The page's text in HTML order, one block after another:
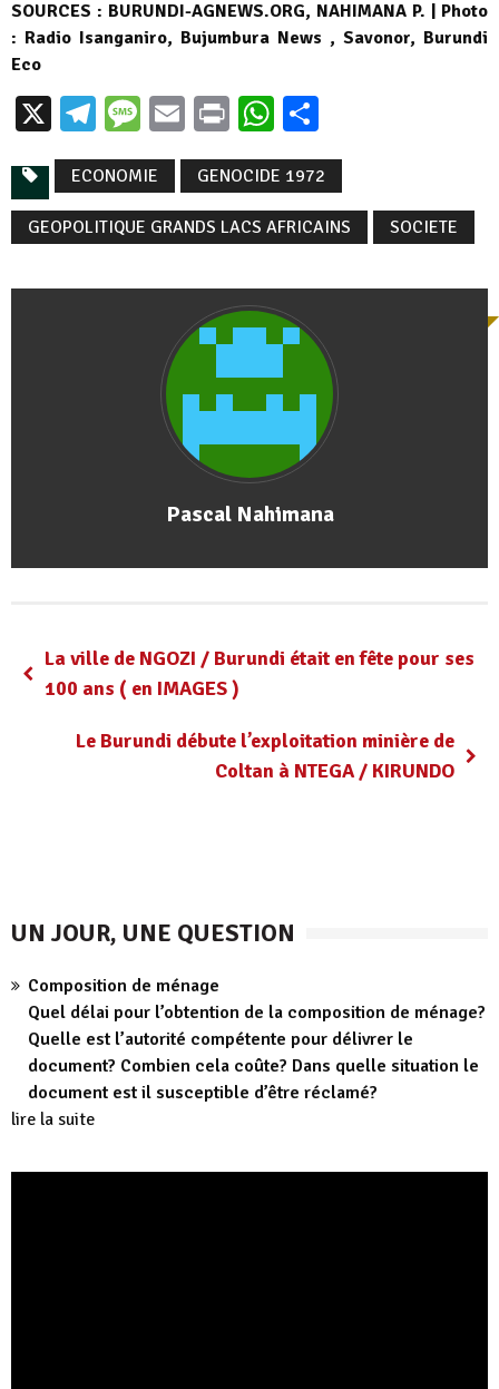
SOURCES : BURUNDI-AGNEWS.ORG, NAHIMANA P.
| Photo
: Radio Isanganiro, Bujumbura News , Savonor, Burundi
Eco
X Telegram
Message
EmailPrintWhatsApp
ECONOMIE GENOCIDE 1972
GEOPOLITIQUE GRANDS LACS AFRICAINS SOCIETE
Pascal Nahimana
La ville de NGOZI / Burundi était en fête pour ses
100 ans ( en IMAGES )
Le Burundi débute l’exploitation minière de
Coltan à NTEGA / KIRUNDO
UN JOUR, UNE QUESTION
Composition de ménage
Quel délai pour l’obtention de la composition de ménage?
Quelle est l’autorité compétente pour délivrer le
document? Combien cela coûte? Dans quelle situation le
document est il susceptible d’être réclamé?
lire la suite